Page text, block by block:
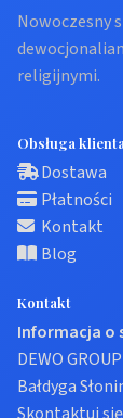
Nowoczesny
religijnymi.
Obsługa klienta
Dostawa
Płatności
Kontakt
Blog
Kontakt
Informacja o
DEWO
Bałdyga